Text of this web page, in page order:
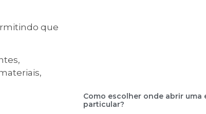
que
Como escolher onde abrir uma
particular?